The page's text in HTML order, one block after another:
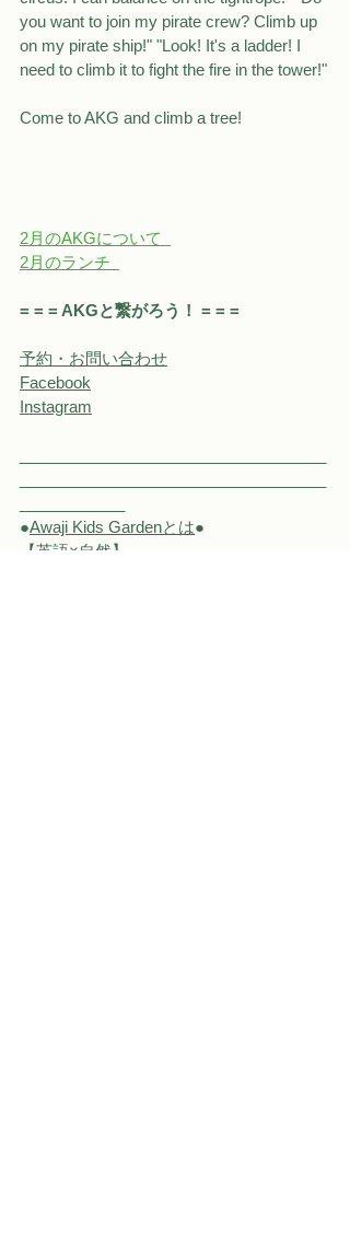
you want to join my pirate crew? Climb up
on my pirate ship!" "Look! It's a ladder! I
need to climb it to fight the fire in the tower!"
Come to AKG and climb a tree!
2月のAKGについて
2月のランチ
= = = AKGと繋がろう！ = = =
予約・お問い合わせ
Facebook
Instagram
●Awaji Kids Gardenとは●
【英語×自然】